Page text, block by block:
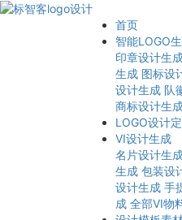
首页
智能LOGO
印章设计生
生成 图标设
设计生成 队
商标设计生
LOGO设计
VI设计生成
名片设计生
生成 包装设
设计生成 手
成 全部VI物